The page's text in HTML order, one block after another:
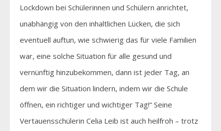
Lockdown bei Schülerinnen und Schülern anrichtet,
unabhängig von den inhaltlichen Lücken, die sich
eventuell auftun, wie schwierig das für viele Familien
war, eine solche Situation für alle gesund und
vernünftig hinzubekommen, dann ist jeder Tag, an
dem wir die Situation lindern, indem wir die Schule
öffnen, ein richtiger und wichtiger Tag!“ Seine
Vertauensschülerin Celia Leib ist auch heilfroh – trotz